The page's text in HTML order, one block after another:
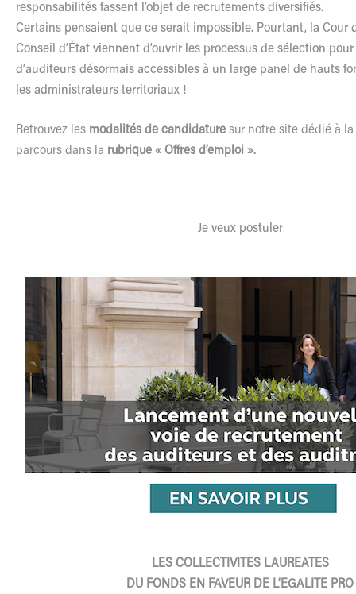
responsabilités fassent l’objet de recrutements diversifiés.
Certains pensaient que ce serait impossible. Pourtant, la Cour
Conseil d’État viennent d’ouvrir les processus de sélection
d’auditeurs désormais accessibles à un large panel de hauts
les administrateurs territoriaux !
Retrouvez les modalités de candidature sur notre site dédié à
parcours dans la rubrique « Offres d’emploi ».
Je veux postuler
LES COLLECTIVITES LAUREATES
DU FONDS EN FAVEUR DE L’EGALITE PRO